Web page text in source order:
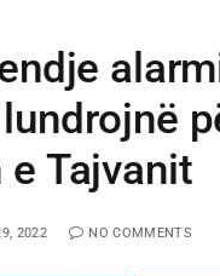
Tajvanit
2022 NO COMMENTS